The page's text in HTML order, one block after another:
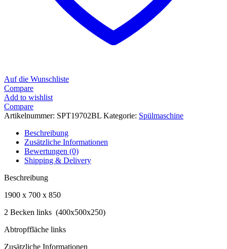
Auf die Wunschliste
Compare
Add to wishlist
Compare
Artikelnummer: SPT19702BL Kategorie: Spülmaschine
Beschreibung
Zusätzliche Informationen
Bewertungen (0)
Shipping & Delivery
Beschreibung
1900 x 700 x 850
2 Becken links (400x500x250)
Abtropffläche links
Zusätzliche Informationen